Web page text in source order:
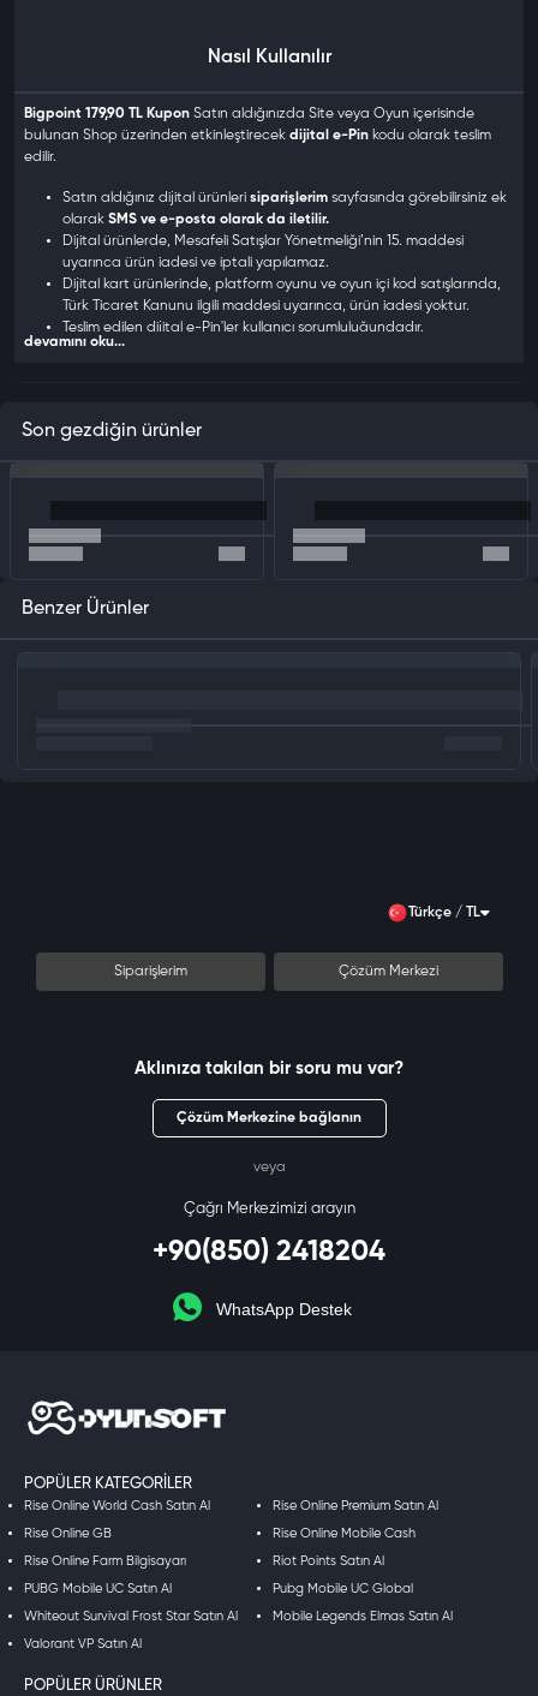
Nasıl Kullanılır
Bigpoint 179,90 TL Kupon Satın aldığınızda Site veya Oyun içerisinde
bulunan Shop üzerinden etkinleştirecek dijital e-Pin kodu olarak teslim
edilir.
Satın aldığınız dijital ürünleri siparişlerim sayfasında görebilirsiniz ek
olarak SMS ve e-posta olarak da iletilir.
Dijital ürünlerde, Mesafeli Satışlar Yönetmeliği’nin 15. maddesi
uyarınca ürün iadesi ve iptali yapılamaz.
Dijital kart ürünlerinde, platform oyunu ve oyun içi kod satışlarında,
Türk Ticaret Kanunu ilgili maddesi uyarınca, ürün iadesi yoktur.
Teslim edilen dijital e-Pin'ler kullanıcı sorumluluğundadır.
Dijital ürünler kargo veya posta yolu ile gönderilmez.
devamını oku...
Son gezdiğin ürünler
Benzer Ürünler
Türkçe / TL
Siparişlerim Çözüm Merkezi
Aklınıza takılan bir soru mu var?
Çözüm Merkezine bağlanın
veya
Çağrı Merkezimizi arayın
+90(850) 2418204
WhatsApp Destek
POPÜLER KATEGORILER
Rise Online World Cash Satın Al Rise Online Premium Satın Al
Rise Online GB Rise Online Mobile Cash
Rise Online Farm Bilgisayarı Riot Points Satın Al
PUBG Mobile UC Satın Al Pubg Mobile UC Global
Whiteout Survival Frost Star Satın Al Mobile Legends Elmas Satın Al
Valorant VP Satın Al
POPÜLER ÜRÜNLER